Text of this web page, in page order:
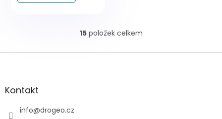
O
l
15položek celkem
Z
aKontakt
info@drogeo.cz